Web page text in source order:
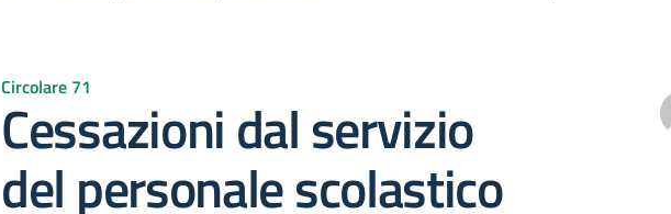
Circolare 71
Cessazioni dal servizio
del personale scolastico